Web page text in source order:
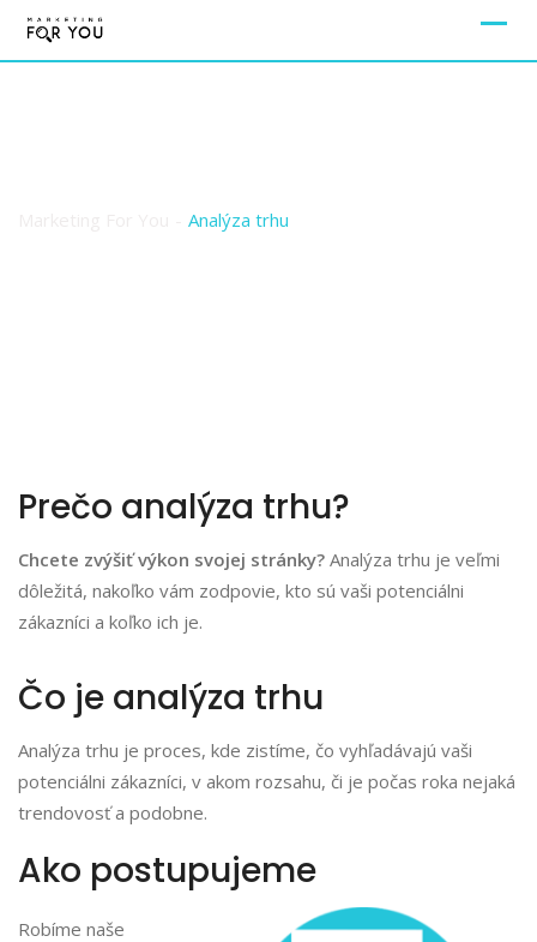
Analýza trhu
Prečo analýza trhu?
Chcete zvýšiť výkon svojej stránky? Analýza trhu je veľmi
dôležitá, nakoľko vám zodpovie, kto sú vaši potenciálni
zákazníci a koľko ich je.
Čo je analýza trhu
Analýza trhu je proces, kde zistíme, čo vyhľadávajú vaši
potenciálni zákazníci, v akom rozsahu, či je počas roka nejaká
trendovosť a podobne.
Ako postupujeme
Robíme naše